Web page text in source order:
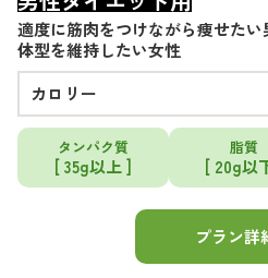
適度に筋肉をつけながら痩せたい
体型を維持したい女性
カロリー
タンパク質
[ 35g以上 ]
脂質
[ 20g以
プラン詳